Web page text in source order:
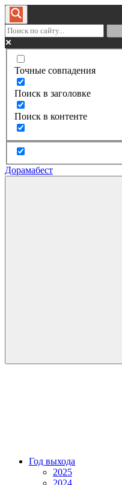
Точные совпадения
Поиск в заголовке
Поиск в контенте
Дорамабест
Год выхода
2025